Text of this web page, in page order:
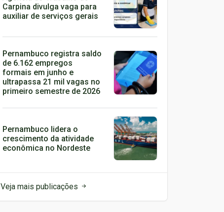
Carpina divulga vaga para
auxiliar de serviços gerais
Pernambuco registra saldo
de 6.162 empregos
formais em junho e
ultrapassa 21 mil vagas no
primeiro semestre de 2026
Pernambuco lidera o
crescimento da atividade
econômica no Nordeste
Veja mais publicações